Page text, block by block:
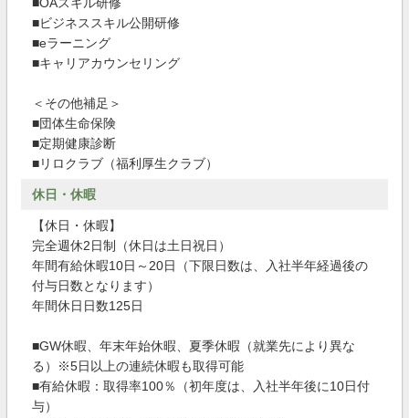
■ビジネススキル公開研修
■eラーニング
■キャリアカウンセリング
＜その他補足＞
■団体生命保険
■定期健康診断
■リロクラブ（福利厚生クラブ）
休日・休暇
【休日・休暇】
完全週休2日制（休日は土日祝日）
年間有給休暇10日～20日（下限日数は、入社半年経過後の
付与日数となります）
年間休日日数125日
■GW休暇、年末年始休暇、夏季休暇（就業先により異な
る）※5日以上の連続休暇も取得可能
■有給休暇：取得率100％（初年度は、入社半年後に10日付
与）